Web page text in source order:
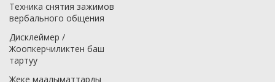
Техника снятия зажимов
вербального общения
Дисклеймер /
Жоопкерчиликтен баш
тартуу
Жеке маалыматтарды